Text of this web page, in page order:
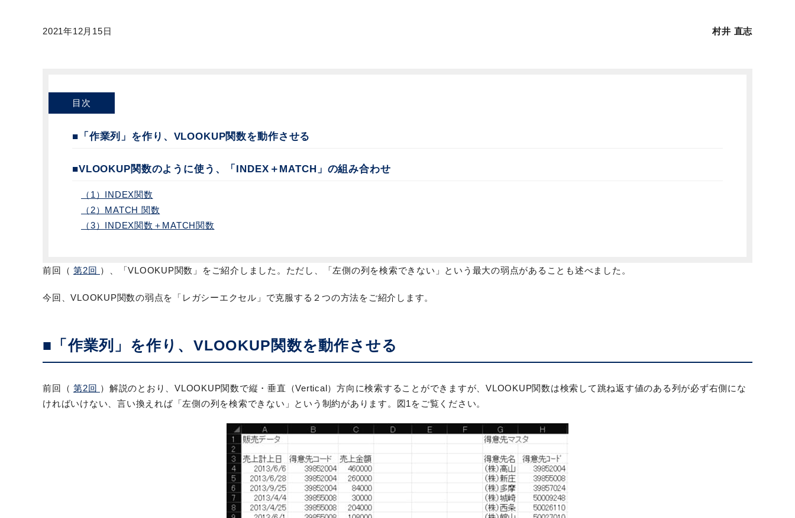
2021年12月15日 村井 直志
目次
■「作業列」を作り、VLOOKUP関数を動作させる
■VLOOKUP関数のように使う、「INDEX＋MATCH」の組み合わせ
（1）INDEX関数
（2）MATCH 関数
（3）INDEX関数＋MATCH関数
前回（ 第2回 ）、「VLOOKUP関数」をご紹介しました。ただし、「左側の列を検索できない」という最大の弱点があることも述べました。
今回、VLOOKUP関数の弱点を「レガシーエクセル」で克服する２つの方法をご紹介します。
■「作業列」を作り、VLOOKUP関数を動作させる
前回（ 第2回 ）解説のとおり、VLOOKUP関数で縦・垂直（Vertical）方向に検索することができますが、VLOOKUP関数は検索して跳ね返す値のある列が必ず右側にな
ければいけない、言い換えれば「左側の列を検索できない」という制約があります。図1をご覧ください。